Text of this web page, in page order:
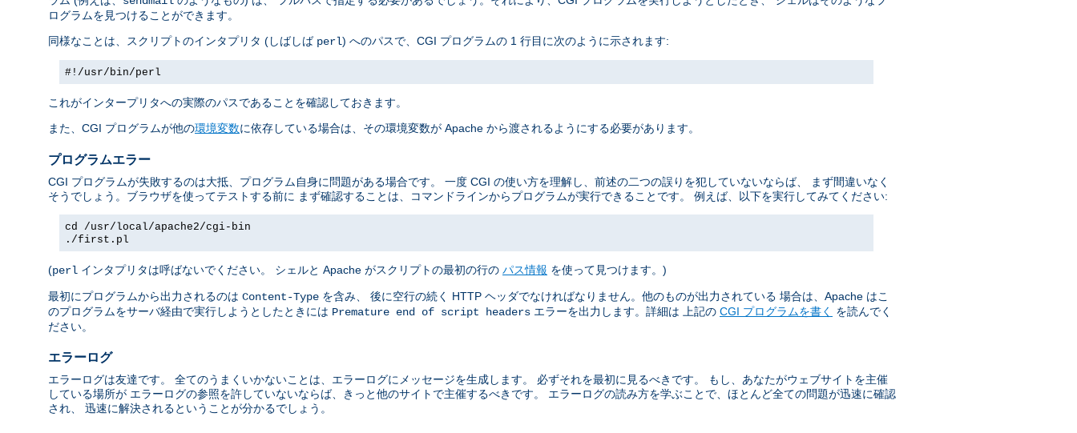
ログラムを見つけることができます。
同様なことは、スクリプトのインタプリタ (しばしば perl) へのパスで、CGI プログラムの 1 行目に次のように示されます:
#!/usr/bin/perl
これがインタープリタへの実際のパスであることを確認しておきます。
また、CGI プログラムが他の環境変数に依存している場合は、その環境変数が Apache から渡されるようにする必要があります。
プログラムエラー
CGI プログラムが失敗するのは大抵、プログラム自身に問題がある場合です。 一度 CGI の使い方を理解し、前述の二つの誤りを犯していないならば、 まず間違いなく
そうでしょう。ブラウザを使ってテストする前に まず確認することは、コマンドラインからプログラムが実行できることです。 例えば、以下を実行してみてください:
cd /usr/local/apache2/cgi-bin
./first.pl
(perl インタプリタは呼ばないでください。 シェルと Apache がスクリプトの最初の行の パス情報 を使って見つけます。)
最初にプログラムから出力されるのは Content-Type を含み、 後に空行の続く HTTP ヘッダでなければなりません。他のものが出力されている 場合は、Apache はこ
のプログラムをサーバ経由で実行しようとしたときには Premature end of script headers エラーを出力します。詳細は 上記の CGI プログラムを書く
を読んでく
ださい。
エラーログ
エラーログは友達です。 全てのうまくいかないことは、エラーログにメッセージを生成します。 必ずそれを最初に見るべきです。 もし、あなたがウェブサイトを主催
している場所が エラーログの参照を許していないならば、きっと他のサイトで主催するべきです。 エラーログの読み方を学ぶことで、ほとんど全ての問題が迅速に確認
され、 迅速に解決されるということが分かるでしょう。